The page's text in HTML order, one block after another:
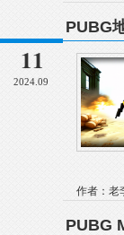
11
2024.09
PUBG
作者：老
PUBG